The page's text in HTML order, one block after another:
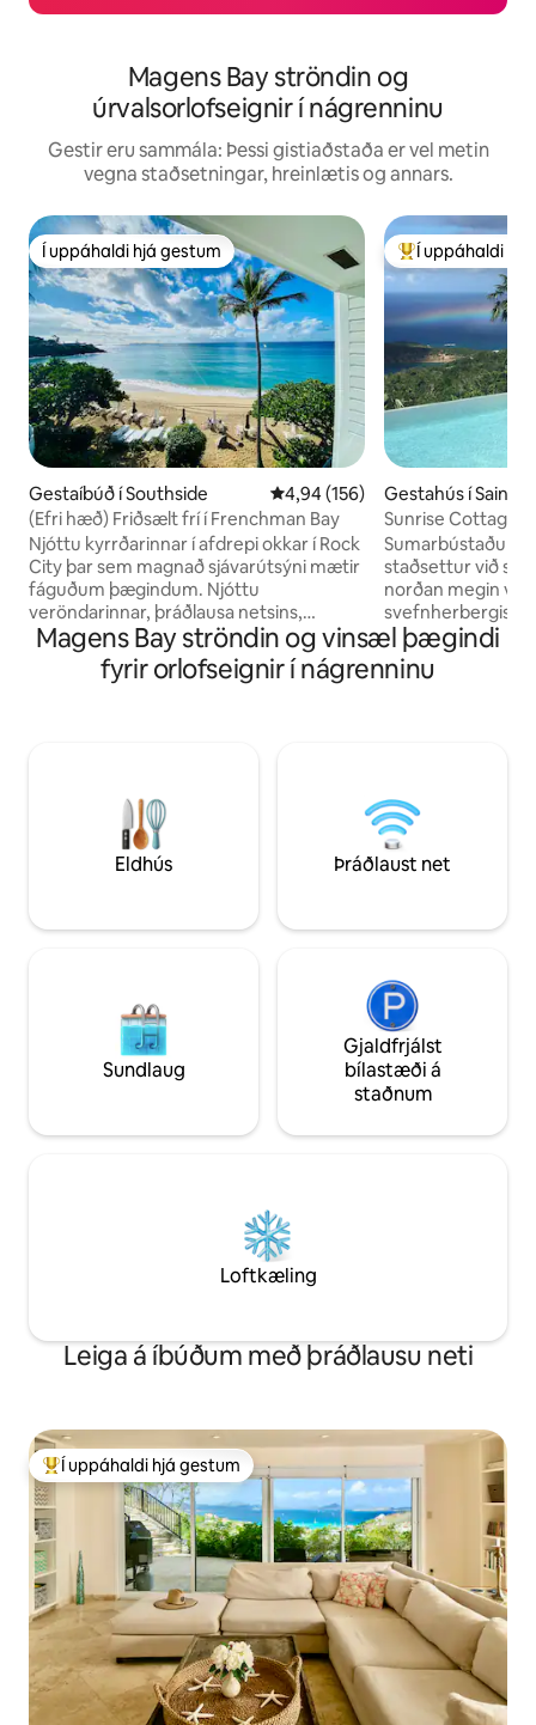
Magens Bay ströndin og
úrvalsorlofseignir í nágrenninu
Gestir eru sammála: Þessi gistiaðstaða er vel metin
vegna staðsetningar, hreinlætis og annars.
Í uppáhaldi hjá gestum
Í uppáhaldi hjá gestum
Gestaíbúð í Southside 4,94 af 5 í meðaleinkunn, 156
4,94 (156)
(Efri hæð) Friðsælt frí í Frenchman Bay
Njóttu kyrrðarinnar í afdrepi okkar í Rock
City þar sem magnað sjávarútsýni mætir
fáguðum þægindum. Njóttu
veröndarinnar, þráðlausa netsins,
loftræstingarinnar og vistvæninnar
sólarorku. Afdrep okkar er vel staðsett
fyrir fjölskyldur jafnt sem ferðamenn og
skráningu okkar fyrir hópvillu sem býður
upp á nægt pláss fyrir allt að 15 gesti.
Yfirfarðu skráningarupplýsingar og
húsreglur fyrir snurðulausa dvöl.
Í mestu
Í uppáhaldi
Gestahús í Saint
Sunrise Cottage
Einka
Sumarbústaður
staðsettur við
norðan megin við
svefnherbergis
eldhúsi og stofu.
sólarinnar á
Red Hook. Athugaðu: Gestgjafarnir búa
á staðnum með 2
bústaður er
eða eldri.
Magens Bay ströndin og vinsæl þægindi
fyrir orlofseignir í nágrenninu
Eldhús Þráðlaust net
Sundlaug
Gjaldfrjálst
bílastæði á
staðnum
Loftkæling
Leiga á íbúðum með þráðlausu neti
Í mestu uppáhaldi hjá gestum
Í uppáhaldi hjá gestum